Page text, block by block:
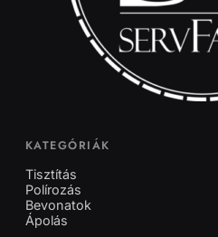
KATEGÓRIÁK
Tisztítás
Polírozás
Bevonatok
Ápolás